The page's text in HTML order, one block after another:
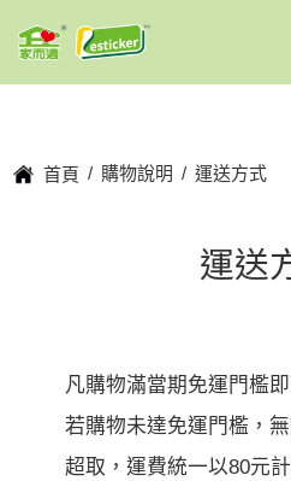
首頁 購物說明 運送方式
運送
凡購物滿當期免運門檻
若購物未達免運門檻，
超取，運費統一以80元計